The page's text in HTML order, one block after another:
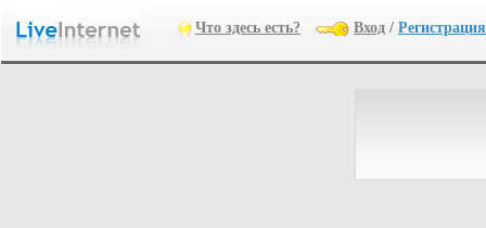
Что здесь есть? Вход / Регистрация